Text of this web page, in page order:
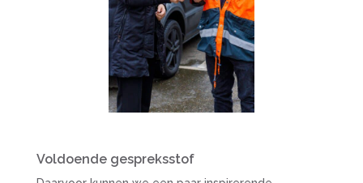
Voldoende gespreksstof